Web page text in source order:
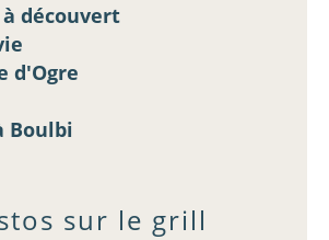
sur le grill
découvert
d'Ogre
Boulbi